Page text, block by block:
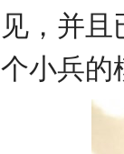
见，并
个小兵